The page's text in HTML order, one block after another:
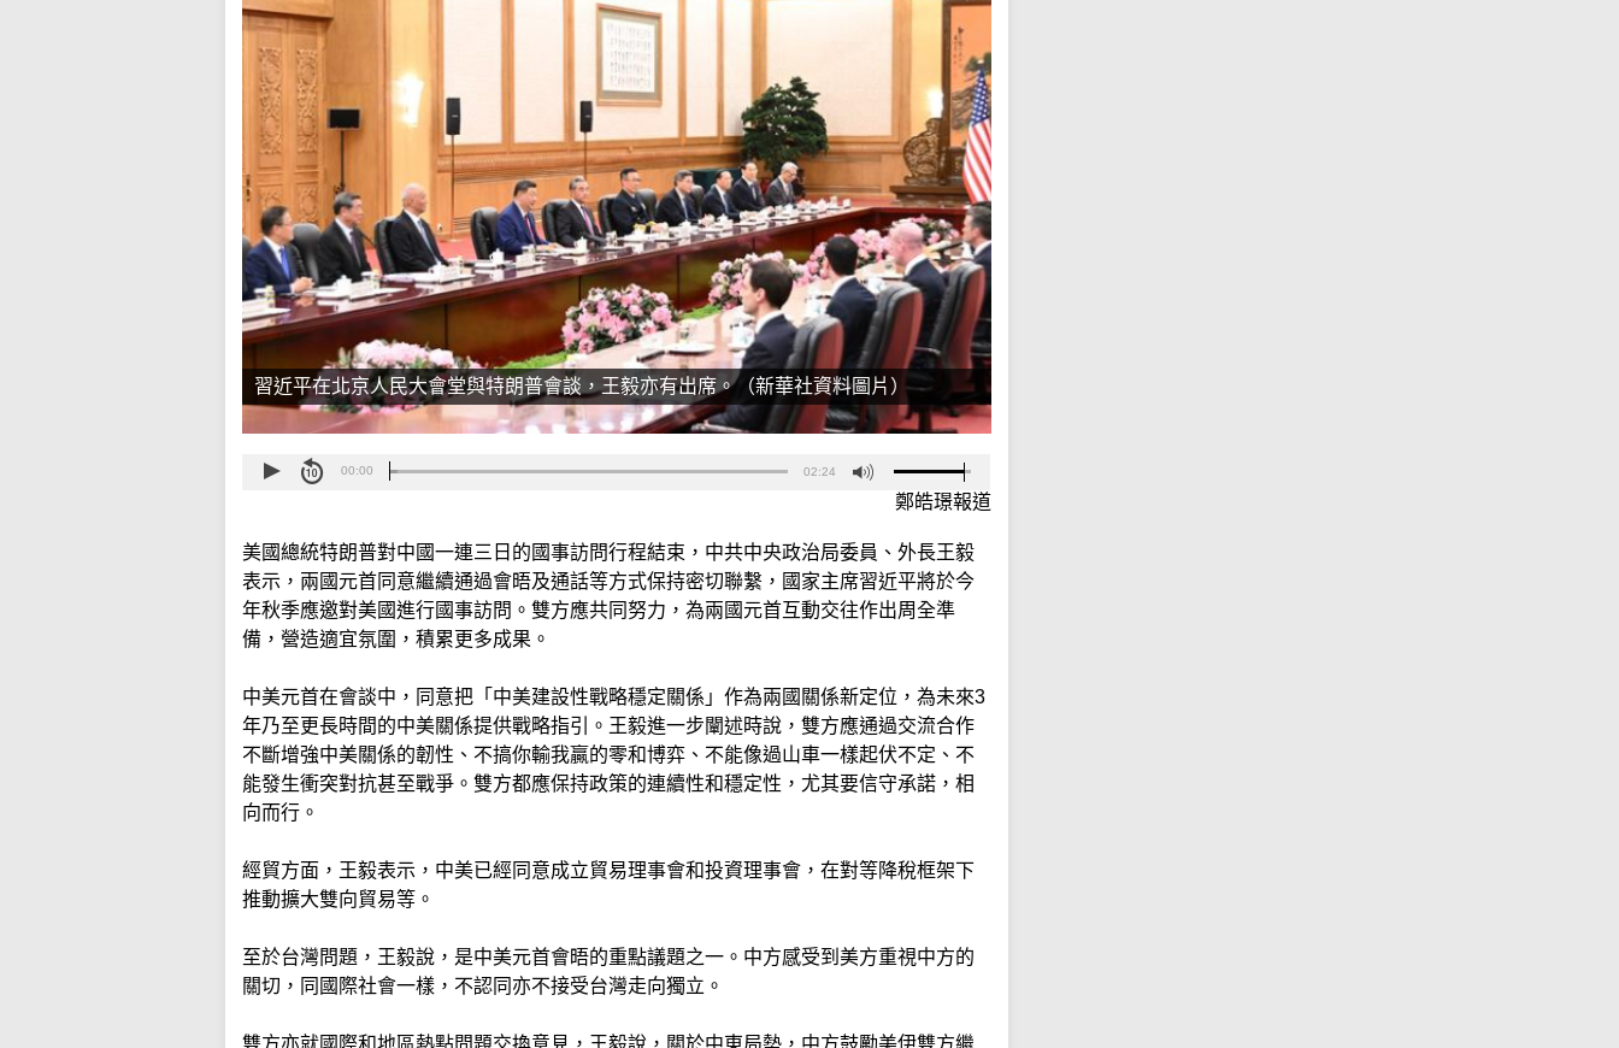
習近平在北京人民大會堂與特朗普會談，王毅亦有出席。（新華社資料圖片）
00:00 02:24
鄭皓璟報道
美國總統特朗普對中國一連三日的國事訪問行程結束，中共中央政治局委員、外長王毅
表示，兩國元首同意繼續通過會晤及通話等方式保持密切聯繫，國家主席習近平將於今
年秋季應邀對美國進行國事訪問。雙方應共同努力，為兩國元首互動交往作出周全準
備，營造適宜氛圍，積累更多成果。
中美元首在會談中，同意把「中美建設性戰略穩定關係」作為兩國關係新定位，為未來3
年乃至更長時間的中美關係提供戰略指引。王毅進一步闡述時說，雙方應通過交流合作
不斷增強中美關係的韌性、不搞你輸我贏的零和博弈、不能像過山車一樣起伏不定、不
能發生衝突對抗甚至戰爭。雙方都應保持政策的連續性和穩定性，尤其要信守承諾，相
向而行。
經貿方面，王毅表示，中美已經同意成立貿易理事會和投資理事會，在對等降稅框架下
推動擴大雙向貿易等。
至於台灣問題，王毅說，是中美元首會晤的重點議題之一。中方感受到美方重視中方的
關切，同國際社會一樣，不認同亦不接受台灣走向獨立。
雙方亦就國際和地區熱點問題交換意見，王毅說，關於中東局勢，中方鼓勵美伊雙方繼